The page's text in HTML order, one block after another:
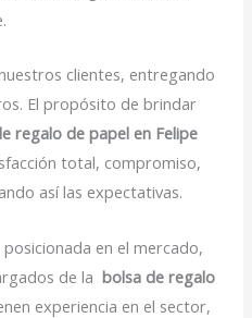
clientes, entregando
El propósito de brindar
regalo de papel en Felipe
total, compromiso,
así las expectativas.
en el mercado,
de labolsa de regalo
experiencia en el sector,